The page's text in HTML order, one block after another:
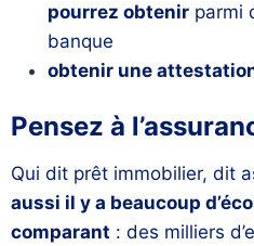
pourrez obtenir parmi
banque
obtenir une
Pensez à
Qui dit prêt immobilier, dit
aussi il y a beaucoup
comparant : des milliers